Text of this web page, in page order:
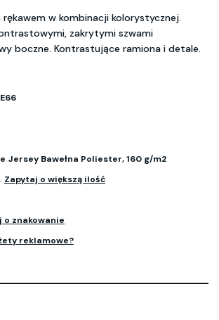
rękawem w kombinacji kolorystycznej.
zakrytymi szwami
boczne. Kontrastujące ramiona i detale.
Jersey Bawełna Poliester, 160 g/m2
Zapytaj o większą ilość
o znakowanie
reklamowe?